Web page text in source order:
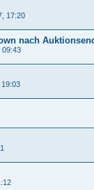
17:20
nach
09:43
19:03